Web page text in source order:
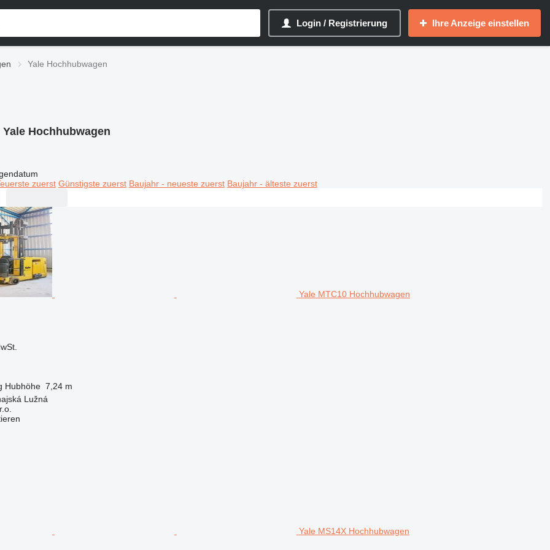
Login / Registrierung Ihre Anzeige einstellen
Yale Hochhubwagen
Yale Hochhubwagen
zuerst Günstigste zuerst Baujahr - neueste zuerst Baujahr - älteste zuerst
Yale MTC10 Hochhubwagen
Hubhöhe 7,24 m
Lužná
Yale MS14X Hochhubwagen